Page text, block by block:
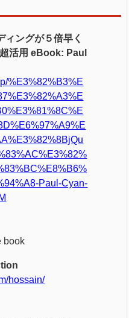
ングが５倍早く
活用 eBook: Paul
%E3%82%B3%E
Paul-Cyan-
book
hossain/